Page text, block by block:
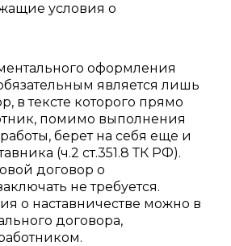
условия о
оформления
является лишь
в тексте которого прямо
помимо выполнения
берет на себя еще и
(ч.2 ст.351.8 ТК РФ).
договор о
не требуется.
о наставничестве можно в
договора,